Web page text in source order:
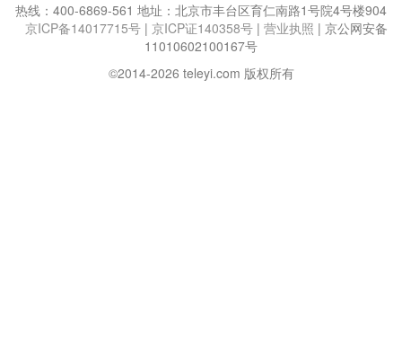
热线：400-6869-561 地址：北京市丰台区育仁南路1号院4号楼904
京ICP备14017715号 | 京ICP证140358号 | 营业执照 | 京公网安备
11010602100167号
©2014-2026 teleyi.com 版权所有